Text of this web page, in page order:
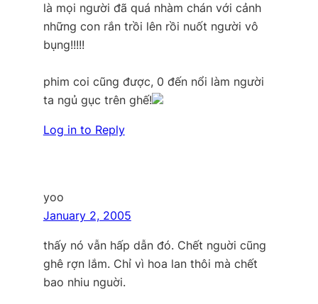
là mọi người đã quá nhàm chán với cảnh
những con rắn trồi lên rồi nuốt người vô
bụng!!!!!
phim coi cũng được, 0 đến nổi làm người
ta ngủ gục trên ghế!
Log in to Reply
yoo
January 2, 2005
thấy nó vẫn hấp dẫn đó. Chết nguời cũng
ghê rợn lắm. Chỉ vì hoa lan thôi mà chết
bao nhiu nguời.